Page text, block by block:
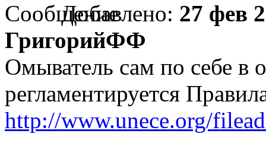
Добавлено: 27 фев
ГригорийФФ
Омыватель сам по себе в
регламентируется
http://www.unece.org/